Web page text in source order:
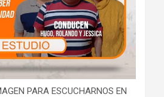
PARA ESCUCHARNOS EN